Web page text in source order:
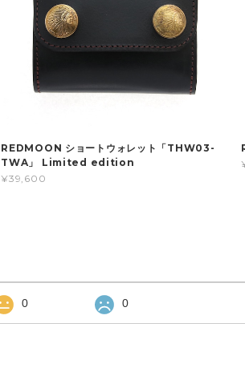
REDMOON ショートウォレット「THW03-
TWA」 Limited edition
¥39,600
0 0